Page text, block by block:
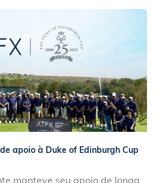
apoio à Duke of Edinburgh Cup
manteve seu apoio de longa